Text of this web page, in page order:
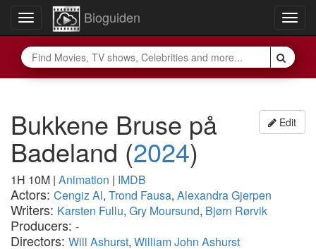
Toggle
navigation
Bioguiden
Edit
Bukkene Bruse på
Badeland (2024)
1H 10M | Animation | IMDB
Actors: Cengiz Al, Trond Fausa, Alexandra Gjerpen
Writers: Karsten Fullu, Gry Moursund, Bjørn Rørvik
Producers: -
Directors: Will Ashurst, William John Ashurst